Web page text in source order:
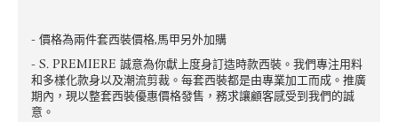
- 價格為兩件套西裝價格,馬甲另外加購
- S. PREMIERE 誠意為你獻上度身訂造時款西裝。我們專注用料
和多樣化款身以及潮流剪裁。每套西裝都是由專業加工而成。推廣
期內，現以整套西裝優惠價格發售，務求讓顧客感受到我們的誠
意。